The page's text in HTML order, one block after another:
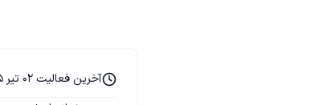
آخرین فعالیت 02 تیر 1405